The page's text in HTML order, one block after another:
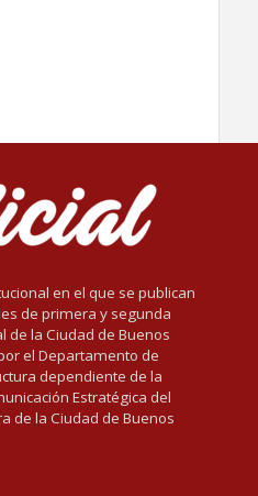
en el que se publican
de primera y segunda
de la Ciudad de Buenos
el Departamento de
dependiente de la
Estratégica del
de la Ciudad de Buenos